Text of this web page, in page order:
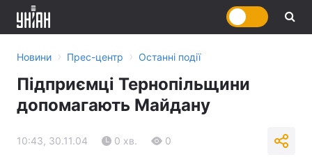
Новини › Прес-центр › Останні події
Підприємці Тернопільщини
допомагають Майдану
10:43, 30.11.04 0 хв. 0